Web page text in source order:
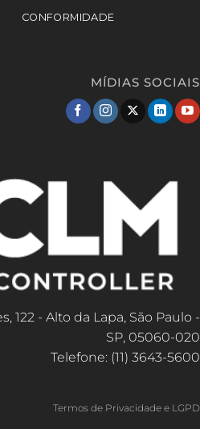
CONFORMIDADE
MÍDIAS SOCIAIS
122 - Alto da Lapa, São Paulo -
SP, 05060-020
Telefone: (11) 3643-5600
Termos de Privacidade e LGPD